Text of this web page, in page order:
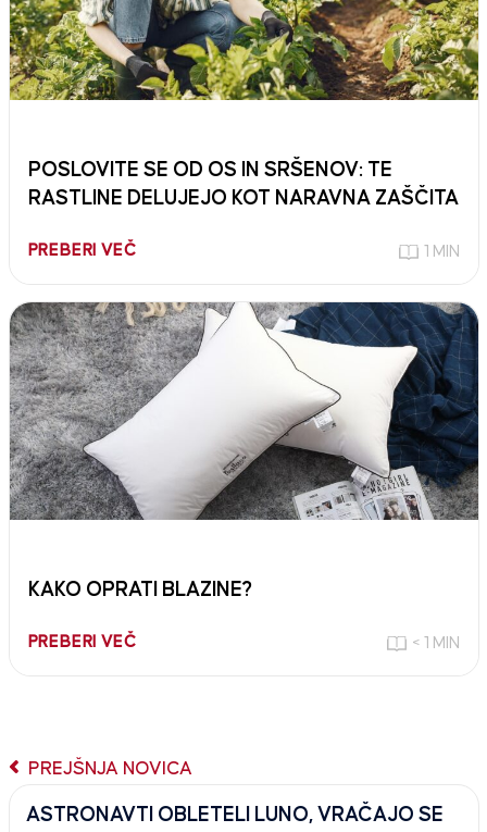
POSLOVITE SE OD OS IN SRŠENOV: TE
RASTLINE DELUJEJO KOT NARAVNA ZAŠČITA
PREBERI VEČ 1 MIN
KAKO OPRATI BLAZINE?
PREBERI VEČ < 1 MIN
PREJŠNJA NOVICA
ASTRONAVTI OBLETELI LUNO, VRAČAJO SE